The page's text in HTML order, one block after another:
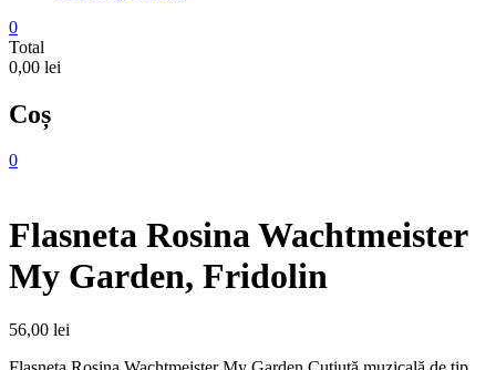
0
Total
0,00 lei
Coș
0
Flasneta Rosina Wachtmeister
My Garden, Fridolin
56,00 lei